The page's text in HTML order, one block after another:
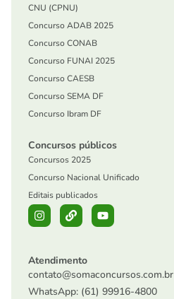
CNU (CPNU)
Concurso ADAB 2025
Concurso CONAB
Concurso FUNAI 2025
Concurso CAESB
Concurso SEMA DF
Concurso Ibram DF
Concursos públicos
Concursos 2025
Concurso Nacional Unificado
Editais publicados
Atendimento
contato@somaconcursos.com.br
WhatsApp: (61) 99916-4800